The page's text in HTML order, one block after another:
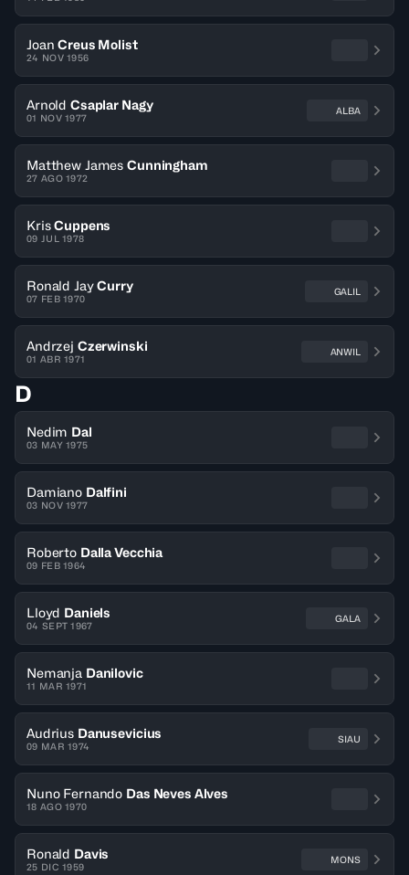
Joan Creus Molist
24 NOV 1956
Arnold Csaplar Nagy
01 NOV 1977
ALBA
Matthew James Cunningham
27 AGO 1972
Kris Cuppens
09 JUL 1978
Ronald Jay Curry
07 FEB 1970
GALIL
Andrzej Czerwinski
01 ABR 1971
ANWIL
D
Nedim Dal
03 MAY 1975
Damiano Dalfini
03 NOV 1977
Roberto Dalla Vecchia
09 FEB 1964
Lloyd Daniels
04 SEPT 1967
GALA
Nemanja Danilovic
11 MAR 1971
Audrius Danusevicius
09 MAR 1974
SIAU
Nuno Fernando Das Neves Alves
18 AGO 1970
Ronald Davis
25 DIC 1959
MONS